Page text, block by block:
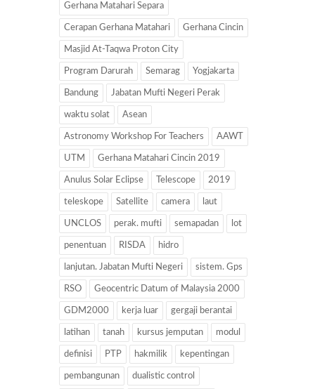
Gerhana Matahari Separa
Cerapan Gerhana Matahari Gerhana Cincin
Masjid At-Taqwa Proton City
Program Darurah Semarag Yogjakarta
Bandung Jabatan Mufti Negeri Perak
waktu solat Asean
Astronomy Workshop For Teachers AAWT
UTM Gerhana Matahari Cincin 2019
Anulus Solar Eclipse Telescope 2019
teleskope Satellite camera laut
UNCLOS perak. mufti semapadan lot
penentuan RISDA hidro
lanjutan. Jabatan Mufti Negeri sistem. Gps
RSO Geocentric Datum of Malaysia 2000
GDM2000 kerja luar gergaji berantai
latihan tanah kursus jemputan modul
definisi PTP hakmilik kepentingan
pembangunan dualistic control